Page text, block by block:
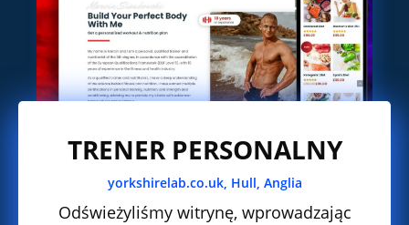
TRENER PERSONALNY
yorkshirelab.co.uk, Hull, Anglia
Odświeżyliśmy witrynę, wprowadzając